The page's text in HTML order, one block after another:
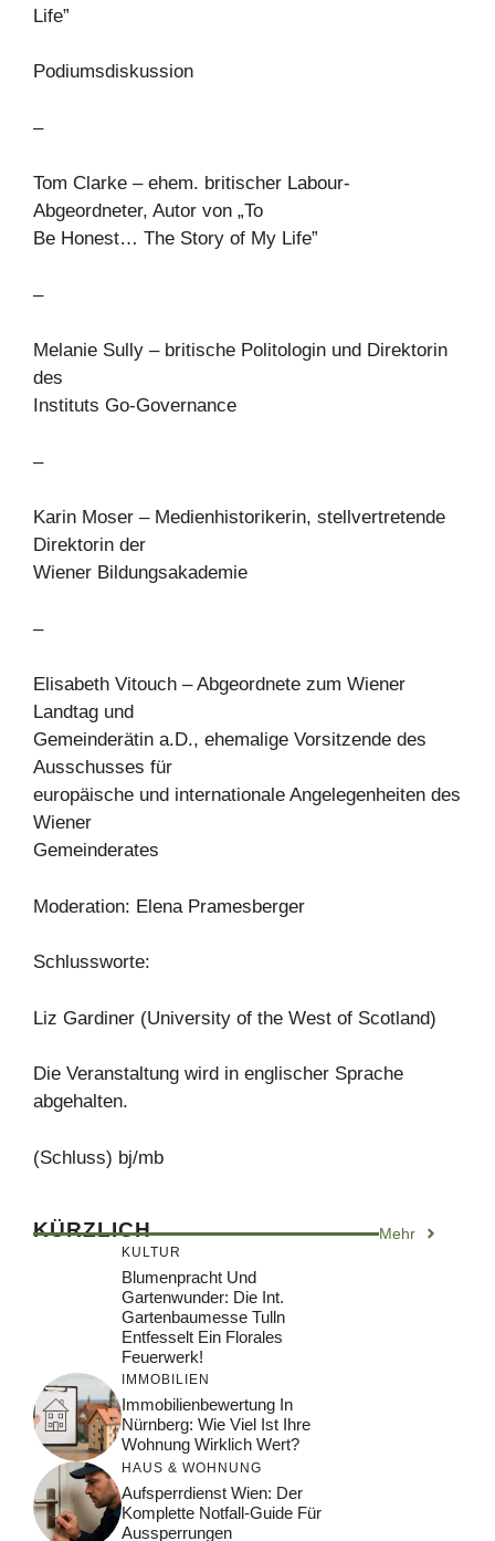
Life”
Podiumsdiskussion
–
Tom Clarke – ehem. britischer Labour-
Abgeordneter, Autor von „To
Be Honest… The Story of My Life”
–
Melanie Sully – britische Politologin und Direktorin
des
Instituts Go-Governance
–
Karin Moser – Medienhistorikerin, stellvertretende
Direktorin der
Wiener Bildungsakademie
–
Elisabeth Vitouch – Abgeordnete zum Wiener
Landtag und
Gemeinderätin a.D., ehemalige Vorsitzende des
Ausschusses für
europäische und internationale Angelegenheiten des
Wiener
Gemeinderates
Moderation: Elena Pramesberger
Schlussworte:
Liz Gardiner (University of the West of Scotland)
Die Veranstaltung wird in englischer Sprache
abgehalten.
(Schluss) bj/mb
KÜRZLICH Mehr
KULTUR
Blumenpracht Und
Gartenwunder: Die Int.
Gartenbaumesse Tulln
Entfesselt Ein Florales
Feuerwerk!
IMMOBILIEN
Immobilienbewertung In
Nürnberg: Wie Viel Ist Ihre
Wohnung Wirklich Wert?
HAUS & WOHNUNG
Aufsperrdienst Wien: Der
Komplette Notfall-Guide Für
Aussperrungen